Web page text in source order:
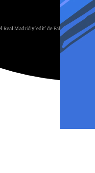
Real Madrid y 'edit' de Fabrizio Romano